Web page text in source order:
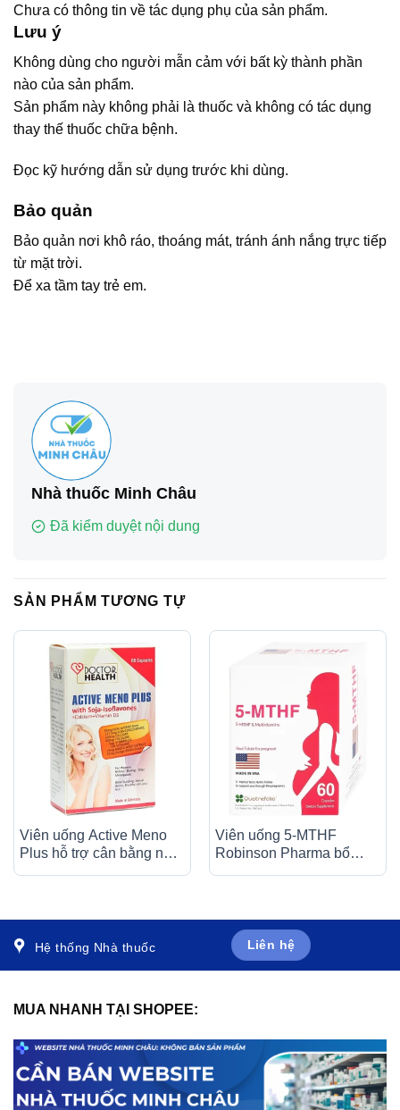
Chưa có thông tin về tác dụng phụ của sản phẩm.
Lưu ý
Không dùng cho người mẫn cảm với bất kỳ thành phần
nào của sản phẩm.
Sản phẩm này không phải là thuốc và không có tác dụng
thay thế thuốc chữa bệnh.
Đọc kỹ hướng dẫn sử dụng trước khi dùng.
Bảo quản
Bảo quản nơi khô ráo, thoáng mát, tránh ánh nắng trực tiếp
từ mặt trời.
Để xa tầm tay trẻ em.
Nhà thuốc Minh Châu
Đã kiểm duyệt nội dung
SẢN PHẨM TƯƠNG TỰ
Viên uống Active Meno
Plus hỗ trợ cân bằng nội
Viên uống 5-MTHF
Robinson Pharma bổ
Hệ thống Nhà thuốc Liên hệ
MUA NHANH TẠI SHOPEE: